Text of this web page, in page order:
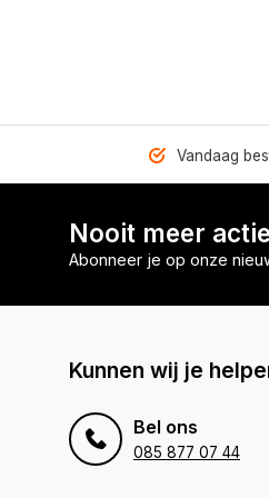
Vandaag
Nooit meer
Abonneer je op onze
Kunnen wij je
Bel ons
085 877 07 44